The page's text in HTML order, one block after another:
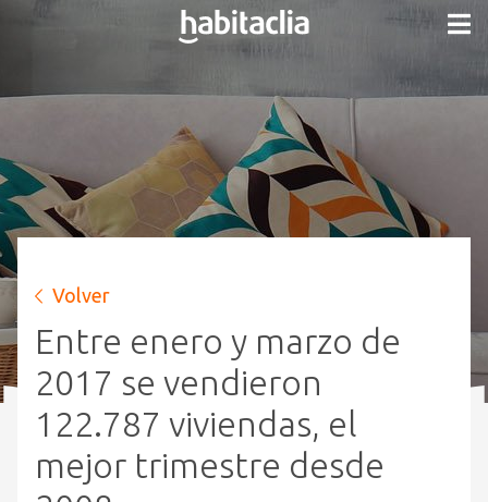
Volver
Entre enero y marzo de
2017 se vendieron
122.787 viviendas, el
mejor trimestre desde